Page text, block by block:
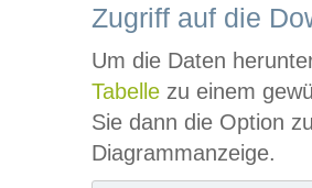
Zugriff auf die
Um die Daten
Tabelle zu einem
Sie dann die Option
Diagrammanzeige.